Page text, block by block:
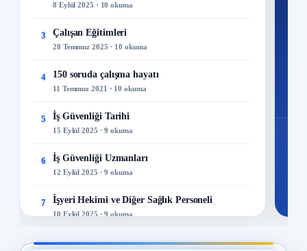
8 Eylül 2025 · 10 okuma
3 Çalışan Eğitimleri
28 Temmuz 2025 · 10 okuma
4 150 soruda çalışma hayatı
11 Temmuz 2021 · 10 okuma
5 İş Güvenliği Tarihi
15 Eylül 2025 · 9 okuma
6 İş Güvenliği Uzmanları
12 Eylül 2025 · 9 okuma
7 İşyeri Hekimi ve Diğer Sağlık Personeli
10 Eylül 2025 · 9 okuma
8 Yangın ve Gazlar